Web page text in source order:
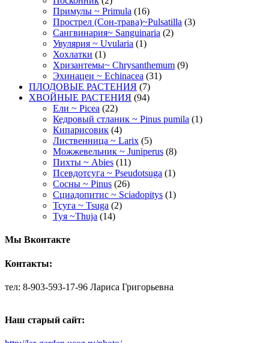
Примулы ~ Primula (16)
Прострел (Сон-трава)~Pulsatilla (3)
Сангвинария~ Sanguinaria (2)
Увулярия ~ Uvularia (1)
Хохлатки (1)
Хризантемы~ Chrysanthemum (9)
Эхинацеи ~ Echinacea (31)
ПЛОДОВЫЕ РАСТЕНИЯ (7)
ХВОЙНЫЕ РАСТЕНИЯ (94)
Ели ~ Picea (22)
Кедровый стланик ~ Pinus pumila (1)
Кипарисовик (4)
Лиственница ~ Larix (5)
Можжевельник ~ Juniperus (8)
Пихты ~ Abies (11)
Псевдотсуга ~ Pseudotsuga (1)
Сосны ~ Pinus (26)
Сциадопитис ~ Sciadopitys (1)
Тсуга ~ Tsuga (2)
Туя ~Thuja (14)
Мы Вконтакте
Контакты:
тел: 8-903-593-17-96 Лариса Григорьевна
Наш старый сайт: